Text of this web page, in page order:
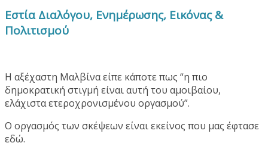
Εστία Διαλόγου, Ενημέρωσης, Εικόνας &
Πολιτισμού
Η αξέχαστη Μαλβίνα είπε κάποτε πως “η πιο
δημοκρατική στιγμή είναι αυτή του αμοιβαίου,
ελάχιστα ετεροχρονισμένου οργασμού”.
Ο οργασμός των σκέψεων είναι εκείνος που μας έφτασε
εδώ.